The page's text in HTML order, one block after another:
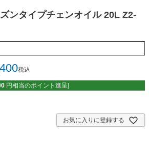
ンタイプチェンオイル 20L Z2-
税込
円相当のポイント進呈]
お気に入りに登録する